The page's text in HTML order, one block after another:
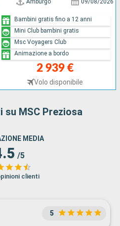
Amburgo 09/08/2026
2 939 €
Volo disponibile
Bambini gratis fino a 12 anni
Mini Club bambini gratis
Msc Voyagers Club
Animazione a bordo
su MSC Preziosa
MEDIA
/5
clienti
5